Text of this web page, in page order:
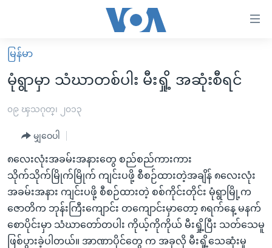
လွယ်ကူ
စေ
Link
များ
ပင်မ
အကြောင်းအရာ
သို့
ကျော်
ကြည့်
ရန်
မူလစာမျက်နှာ
မြန်မာ
ကမ္ဘာ့သတင်းများ
နိုင်ငံတကာ
တရုတ်
အစ္စရေး-ပါလက်စတိုင်း
သတင်းလွတ်လပ်ခွင့်
ရပ်ဝန်းတခု လမ်းတခု အလွန်
အင်္ဂလိပ်စာလေ့လာမယ်
အမေရိကန်သုံးအီဒီယံ
မကြေးမုံရဲ့ အင်္ဂလိပ်စာ
အပတ်စဉ်ကဏ္ဍများ
ရေဒီယို
ရေဒီယိုနှင့်ရုပ်သံ အချက်အလက်များ
မြန်မာ
မုံရွာမှာ သံဃာတစ်ပါး မီးရှို့ အဆုံးစီရင်
၀၉ ၾသဂုတ္၊ ၂၀၁၃
မျှဝေပါ
၈လေးလုံးအခမ်းအနားတွေ စည်စည်ကားကား
သိုက်သိုက်မြိုက်မြိုက် ကျင်းပဖို့ စီစဉ်ထားတဲ့အချိန် ၈လေးလုံး
အခမ်းအနား ကျင်းပဖို့ စီစဉ်ထားတဲ့ စစ်ကိုင်းတိုင်း မုံရွာမြို့က
ဇောတိက ဘုန်းကြီးကျောင်း တကျောင်းမှာတော့ ၈ရက်နေ့ မနက်
စောပိုင်းမှာ သံဃာတော်တပါး ကိုယ့်ကိုကိုယ် မီးရှို့ပြီး သတ်သေမူ
ဖြစ်ပွားခဲ့ပါတယ်။ အာဏာပိုင်တွေ က အခုလို မီးရှို့သေဆုံးမူ